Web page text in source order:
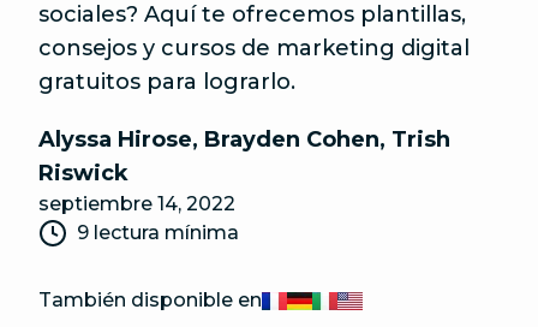
sociales? Aquí te ofrecemos plantillas,
consejos y cursos de marketing digital
gratuitos para lograrlo.
Alyssa Hirose, Brayden Cohen, Trish
Riswick
septiembre 14, 2022
9 lectura mínima
También disponible enFrançais
Deutsch
Italiano
English